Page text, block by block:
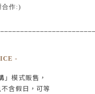
合作:)
-
」模式販售，
不含假日 ， 可等